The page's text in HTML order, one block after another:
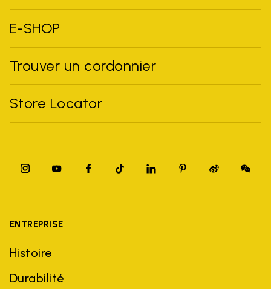
E-SHOP
Trouver un cordonnier
Store Locator
ENTREPRISE
Histoire
Durabilité